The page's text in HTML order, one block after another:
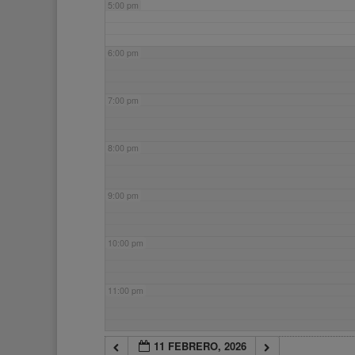
5:00 pm
6:00 pm
7:00 pm
8:00 pm
9:00 pm
10:00 pm
11:00 pm
11 FEBRERO, 2026